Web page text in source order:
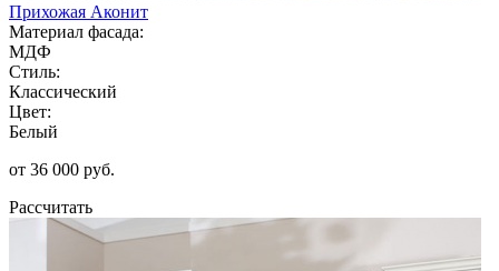
Прихожая Аконит
Материал фасада:
МДФ
Стиль:
Классический
Цвет:
Белый
от 36 000 руб.
Рассчитать